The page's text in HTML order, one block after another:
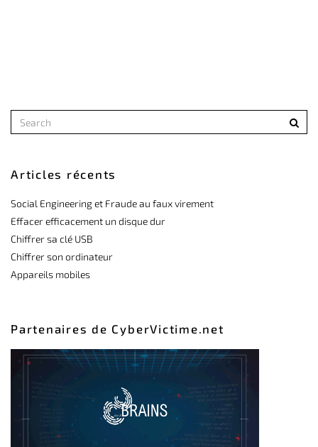
Articles récents
Social Engineering et Fraude au faux virement
Effacer efficacement un disque dur
Chiffrer sa clé USB
Chiffrer son ordinateur
Appareils mobiles
Partenaires de CyberVictime.net